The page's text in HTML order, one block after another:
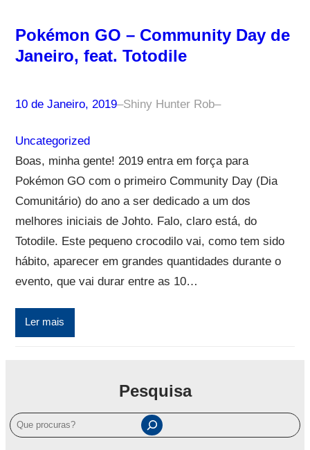
Pokémon GO – Community Day de
Janeiro, feat. Totodile
10 de Janeiro, 2019–Shiny Hunter Rob–
Uncategorized
Boas, minha gente! 2019 entra em força para
Pokémon GO com o primeiro Community Day (Dia
Comunitário) do ano a ser dedicado a um dos
melhores iniciais de Johto. Falo, claro está, do
Totodile. Este pequeno crocodilo vai, como tem sido
hábito, aparecer em grandes quantidades durante o
evento, que vai durar entre as 10…
Ler mais
Pesquisa
P
e